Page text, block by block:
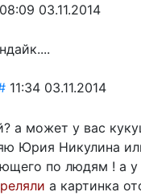
08:09 03.11.2014
11:34 03.11.2014
а может у вас
Юрия Никулина
по людям ! а у
а картинка